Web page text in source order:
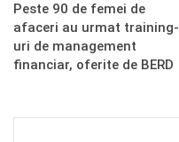
Peste 90 de femei de
afaceri au urmat training-
uri de management
financiar, oferite de BERD